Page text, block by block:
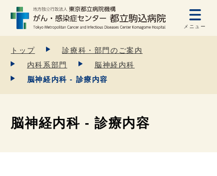
メニュー
トップ
診療科・部門のご案内
内科系部門
脳神経内科
脳神経内科 - 診療内容
脳神経内科 - 診療内容